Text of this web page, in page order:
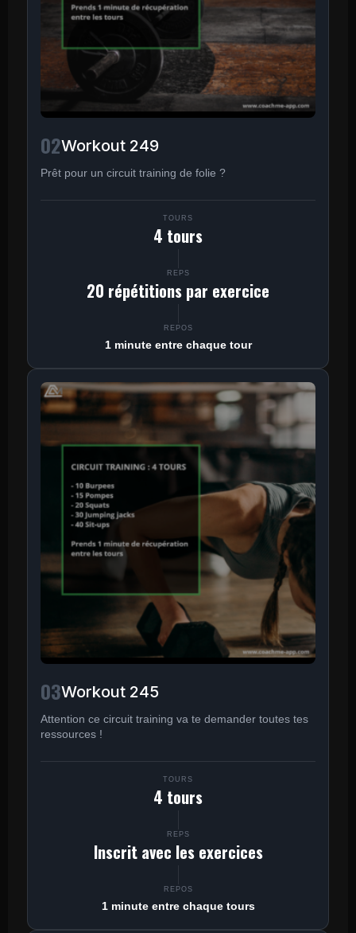
02Workout 249
Prêt pour un circuit training de folie ?
TOURS
4 tours
REPS
20 répétitions par exercice
REPOS
1 minute entre chaque tour
03Workout 245
Attention ce circuit training va te demander toutes tes
ressources !
TOURS
4 tours
REPS
Inscrit avec les exercices
REPOS
1 minute entre chaque tours